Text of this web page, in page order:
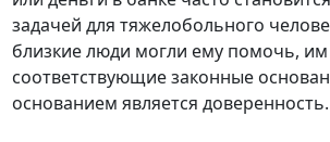
задачей для тяжелобольного
близкие люди могли ему помочь,
соответствующие законные
основанием является доверенность.